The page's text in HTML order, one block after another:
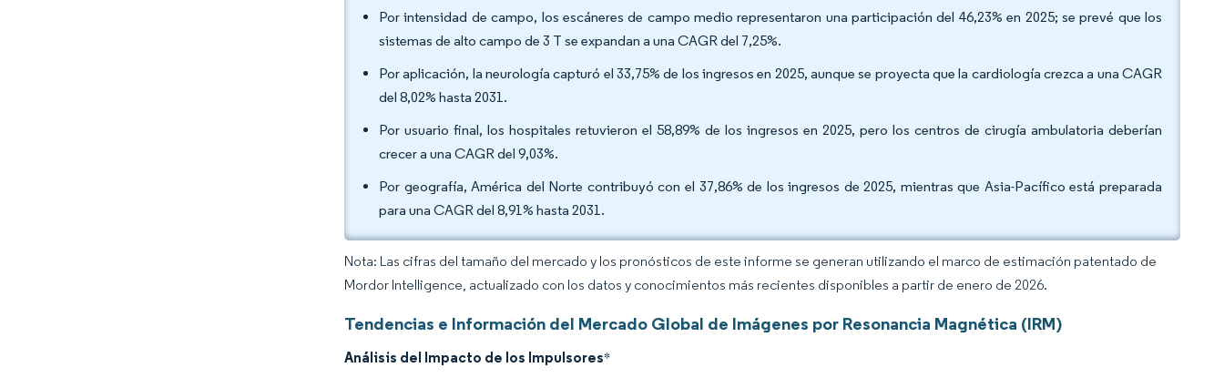
Por intensidad de campo, los escáneres de campo medio representaron una participación del 46,23% en 2025; se prevé que los
sistemas de alto campo de 3 T se expandan a una CAGR del 7,25%.
Por aplicación, la neurología capturó el 33,75% de los ingresos en 2025, aunque se proyecta que la cardiología crezca a una CAGR
del 8,02% hasta 2031.
Por usuario final, los hospitales retuvieron el 58,89% de los ingresos en 2025, pero los centros de cirugía ambulatoria deberían
crecer a una CAGR del 9,03%.
Por geografía, América del Norte contribuyó con el 37,86% de los ingresos de 2025, mientras que Asia-Pacífico está preparada
para una CAGR del 8,91% hasta 2031.
Nota: Las cifras del tamaño del mercado y los pronósticos de este informe se generan utilizando el marco de estimación patentado de
Mordor Intelligence, actualizado con los datos y conocimientos más recientes disponibles a partir de enero de 2026.
Tendencias e Información del Mercado Global de Imágenes por Resonancia Magnética (IRM)
Análisis del Impacto de los Impulsores*